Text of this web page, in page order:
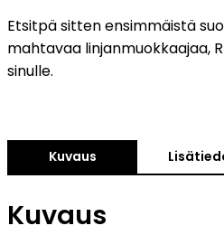
Etsitpä sitten ensimmäistä
mahtavaa linjanmuokkaajaa,
sinulle.
Kuvaus
Kuvaus